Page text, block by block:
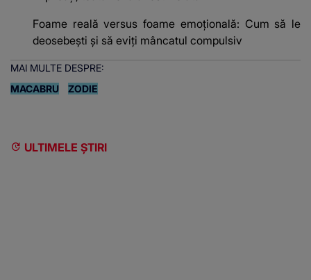
Foame reală versus foame emoțională: Cum să le
deosebești și să eviți mâncatul compulsiv
MAI MULTE DESPRE:
MACABRU
ZODIE
ULTIMELE ȘTIRI